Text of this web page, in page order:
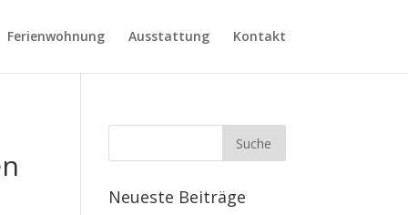
Ferienwohnung Ausstattung Kontakt
Neueste Beiträge